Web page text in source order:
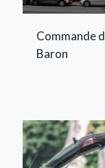
Commande
Baron